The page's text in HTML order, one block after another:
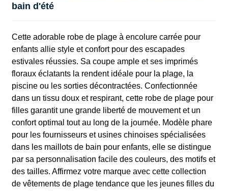
bain d'été
Cette adorable robe de plage à encolure carrée pour
enfants allie style et confort pour des escapades
estivales réussies. Sa coupe ample et ses imprimés
floraux éclatants la rendent idéale pour la plage, la
piscine ou les sorties décontractées. Confectionnée
dans un tissu doux et respirant, cette robe de plage pour
filles garantit une grande liberté de mouvement et un
confort optimal tout au long de la journée. Modèle phare
pour les fournisseurs et usines chinoises spécialisées
dans les maillots de bain pour enfants, elle se distingue
par sa personnalisation facile des couleurs, des motifs et
des tailles. Affirmez votre marque avec cette collection
de vêtements de plage tendance que les jeunes filles du